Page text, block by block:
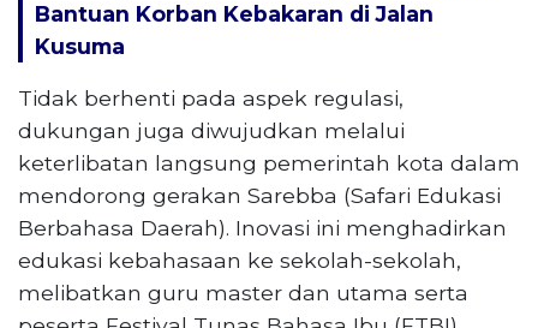
Bantuan Korban Kebakaran di Jalan
Kusuma
Tidak berhenti pada aspek regulasi,
dukungan juga diwujudkan melalui
keterlibatan langsung pemerintah kota dalam
mendorong gerakan Sarebba (Safari Edukasi
Berbahasa Daerah). Inovasi ini menghadirkan
edukasi kebahasaan ke sekolah-sekolah,
melibatkan guru master dan utama serta